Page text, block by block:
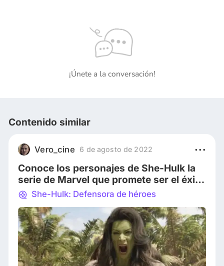
¡Únete a la conversación!
Contenido similar
Vero_cine 6 de agosto de 2022
Conoce los personajes de She-Hulk la
serie de Marvel que promete ser el éxito
del año
She-Hulk: Defensora de héroes